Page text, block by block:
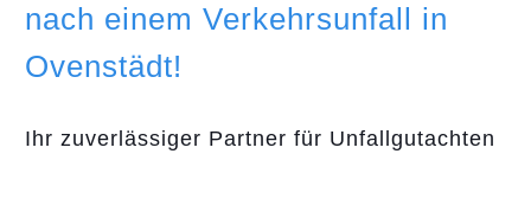
nach einem Verkehrsunfall in
Ovenstädt!
Ihr zuverlässiger Partner für Unfallgutachten